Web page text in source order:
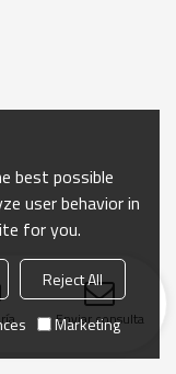
Enviar consulta
best possible
user behavior in
for you.
Reject All
Marketing